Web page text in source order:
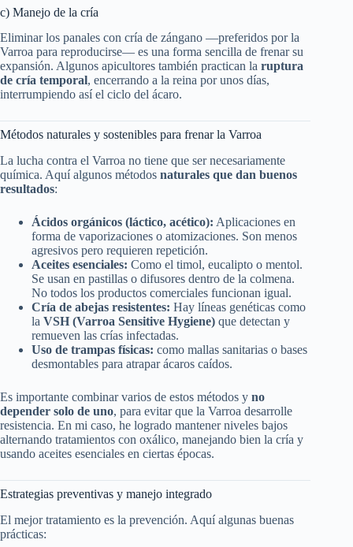
c) Manejo de la cría
Eliminar los panales con cría de zángano —preferidos por la
Varroa para reproducirse— es una forma sencilla de frenar su
expansión. Algunos apicultores también practican la ruptura
de cría temporal, encerrando a la reina por unos días,
interrumpiendo así el ciclo del ácaro.
Métodos naturales y sostenibles para frenar la Varroa
La lucha contra el Varroa no tiene que ser necesariamente
química. Aquí algunos métodos naturales que dan buenos
resultados:
Ácidos orgánicos (láctico, acético): Aplicaciones en
forma de vaporizaciones o atomizaciones. Son menos
agresivos pero requieren repetición.
Aceites esenciales: Como el timol, eucalipto o mentol.
Se usan en pastillas o difusores dentro de la colmena.
No todos los productos comerciales funcionan igual.
Cría de abejas resistentes: Hay líneas genéticas como
la VSH (Varroa Sensitive Hygiene) que detectan y
remueven las crías infectadas.
Uso de trampas físicas: como mallas sanitarias o bases
desmontables para atrapar ácaros caídos.
Es importante combinar varios de estos métodos y no
depender solo de uno, para evitar que la Varroa desarrolle
resistencia. En mi caso, he logrado mantener niveles bajos
alternando tratamientos con oxálico, manejando bien la cría y
usando aceites esenciales en ciertas épocas.
Estrategias preventivas y manejo integrado
El mejor tratamiento es la prevención. Aquí algunas buenas
prácticas: